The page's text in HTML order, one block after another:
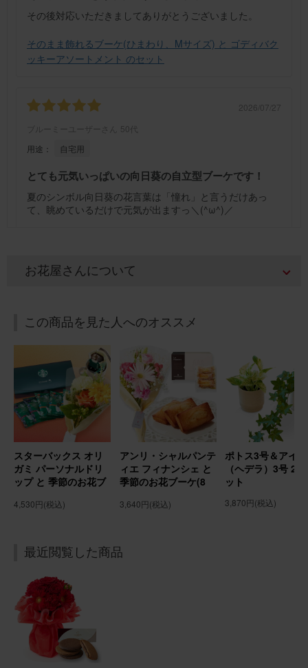
その後対応いただきましてありがとうございました。
そのまま飾れるブーケ(ひまわり、Mサイズ) と ゴディバク
ッキーアソートメント のセット
2026/07/27
ブルーミーユーザーさん
50代
用途：
自宅用
とても元気いっぱいの向日葵の自立型ブーケです！
夏のシンボル向日葵の花言葉は「憧れ」と言うだけあっ
て、眺めているだけで元気が出ますっ＼(^ω^)／
用途：
誕生日
ひまわり夏らしく喜んでもらえました
そのまま飾れるブーケ(ひまわり、Sサイズ) と 銀座千疋屋
フルーツカステラ のセット
2026/07/20
ブルーミーユーザーさん
50代
用途：
誕生日
実母の89歳の誕生日に贈りました。 未だ未だ元気で、綺麗
ルを選びました。 恐らくどちらの色を選んでも素敵で、気
に入ってくれたかと思います。 食卓の真ん中に飾っている
ようで、大変喜んでくれました。 有難うございました🙇
そのまま飾れるブーケ(カラフル、Sサイズ) Happy
Birthdayバルーン付き
お花屋さんについて
この商品を見た人へのオススメ
スターバックス オリ
ガミ パーソナルドリ
ップ と 季節のお花ブ
youカード付き
4,530円(税込)
アンリ・シャルパンテ
ィエ フィナンシェ と
季節のお花ブーケ(8
ド付き
3,640円(税込)
ポトス3号＆アイ
（ヘデラ）3号 2
ット
3,870円(税込)
最近閲覧した商品